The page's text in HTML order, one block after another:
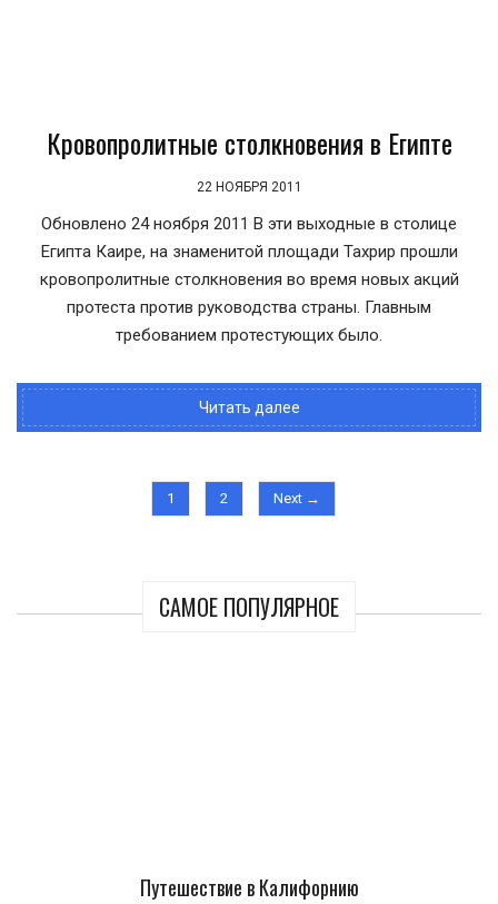
Кровопролитные столкновения в Египте
22 НОЯБРЯ 2011
Обновлено 24 ноября 2011 В эти выходные в столице
Египта Каире, на знаменитой площади Тахрир прошли
кровопролитные столкновения во время новых акций
протеста против руководства страны. Главным
требованием протестующих было.
Читать далее
1 2 Next →
САМОЕ ПОПУЛЯРНОЕ
Путешествие в Калифорнию